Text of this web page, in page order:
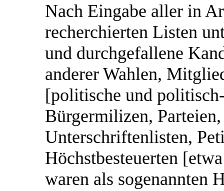
Nach Eingabe aller in
recherchierten Listen
und durchgefallene
anderer Wahlen,
[politische und
Bürgermilizen, Parteien,
Unterschriftenlisten,
Höchstbesteuerten
waren als sogenannten